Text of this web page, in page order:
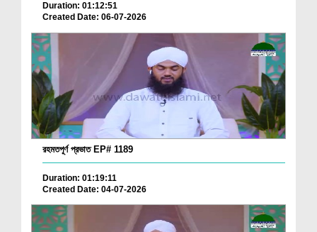
Duration: 01:12:51
Created Date: 06-07-2026
রহমতপূর্ণ প্রভাত EP# 1189
Duration: 01:19:11
Created Date: 04-07-2026